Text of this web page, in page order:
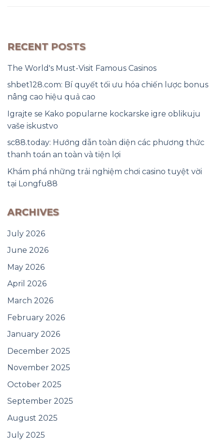
RECENT POSTS
The World's Must-Visit Famous Casinos
shbet128.com: Bí quyết tối ưu hóa chiến lược bonus
nâng cao hiệu quả cao
Igrajte se Kako popularne kockarske igre oblikuju
vaše iskustvo
sc88.today: Hướng dẫn toàn diện các phương thức
thanh toán an toàn và tiện lợi
Khám phá những trải nghiệm chơi casino tuyệt vời
tại Longfu88
ARCHIVES
July 2026
June 2026
May 2026
April 2026
March 2026
February 2026
January 2026
December 2025
November 2025
October 2025
September 2025
August 2025
July 2025